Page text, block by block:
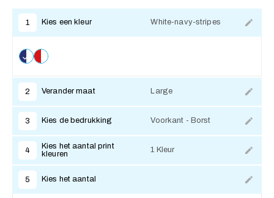
1 Kies een kleur White-navy-stripes
2 Verander maat Large
3 Kies de bedrukking Voorkant - Borst
4
Kies het aantal print
kleuren
1 Kleur
5 Kies het aantal